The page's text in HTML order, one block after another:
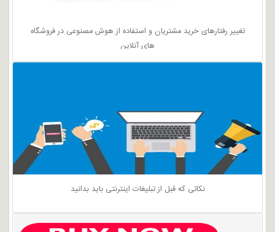
تغییر رفتارهای خرید مشتریان و استفاده از هوش مصنوعی در فروشگاه
های آنلاین
نکاتی که قبل از تبلیغات اینترنتی باید بدانید